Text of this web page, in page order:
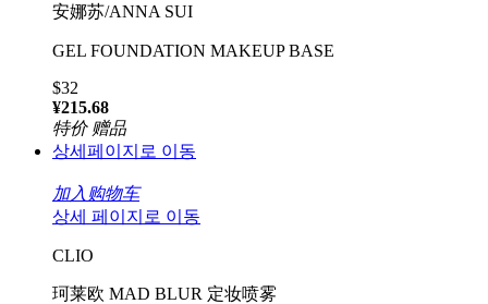
安娜苏/ANNA SUI
GEL FOUNDATION MAKEUP BASE
$32
¥215.68
特价 赠品
상세페이지로 이동
加入购物车
상세 페이지로 이동
CLIO
珂莱欧 MAD BLUR 定妆喷雾